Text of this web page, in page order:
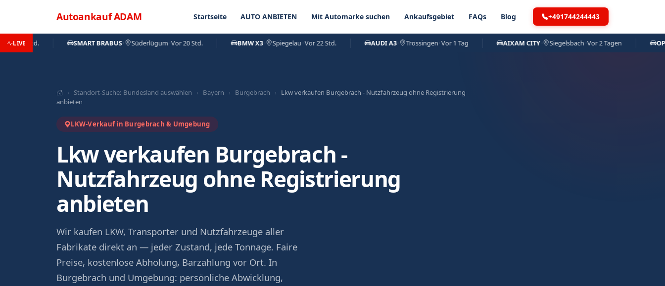
AutoankaufADAM Menü
Startseite AUTO ANBIETEN Mit Automarke suchen Ankaufsgebiet FAQs Blog +491744244443
LIVE
20 Std. SMART BRABUS· Süderlügum·Vor 20 Std. BMW X3· Spiegelau·Vor 22 Std. AUDI A3· Trossingen·Vor 1 Tag AIXAM CITY· Siegelsbach·Vor 2 Tagen OPEL
› Standort-Suche: Bundesland auswählen › Bayern › Burgebrach ›
Lkw verkaufen Burgebrach - Nutzfahrzeug ohne Registrierung
anbieten
LKW-Verkauf in Burgebrach & Umgebung
Lkw verkaufen Burgebrach -
Nutzfahrzeug ohne Registrierung
anbieten
Wir kaufen LKW, Transporter und Nutzfahrzeuge aller
Fabrikate direkt an — jeder Zustand, jede Tonnage. Faire
Preise, kostenlose Abholung, Barzahlung vor Ort. In
Burgebrach und Umgebung: persönliche Abwicklung,